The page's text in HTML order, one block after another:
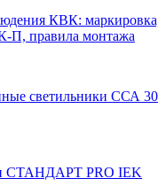
КВК:
правила монтажа
светильники ССА
СТАНДАРТ PRO IEK